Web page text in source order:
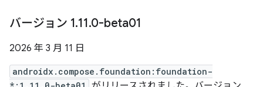
バージョン 1.11.0-beta01
2026 年 3 月 11 日
androidx.compose.foundation:foundation-